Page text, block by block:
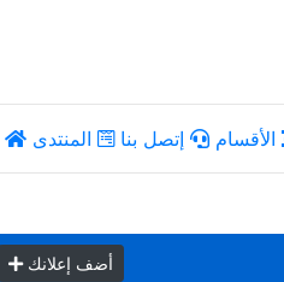
الأقسام إتصل بنا المنتدى
أضف إعلانك